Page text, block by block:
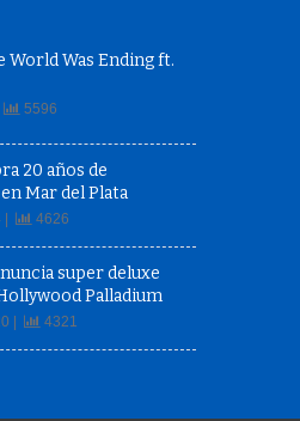
World Was Ending ft.
5596
20 años de
Mar del Plata
| 4626
super deluxe
Palladium
| 4321